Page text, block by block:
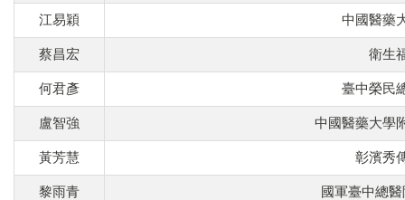
江易穎 中國醫藥
蔡昌宏 衛生
何君彥 臺中榮民
盧智強 中國醫藥大學
黃芳慧 彰濱秀
黎雨青 國軍臺中總